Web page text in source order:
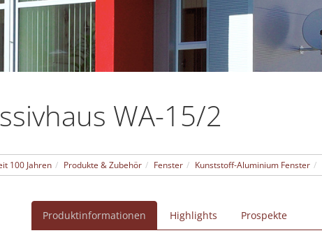
WA-15/2
100 Jahren Produkte & Zubehör Fenster Kunststoff-Aluminium Fenster
Produktinformationen Highlights Prospekte